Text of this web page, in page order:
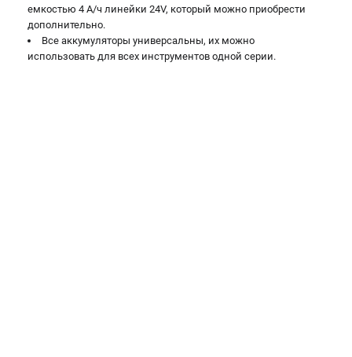
емкостью 4 А/ч линейки 24V, который можно приобрести
дополнительно.
Все аккумуляторы универсальны, их можно
использовать для всех инструментов одной серии.